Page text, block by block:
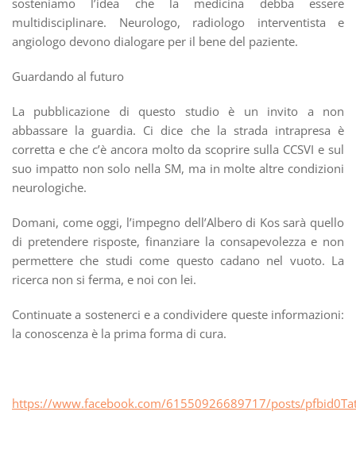
sosteniamo l’idea che la medicina debba essere
multidisciplinare. Neurologo, radiologo interventista e
angiologo devono dialogare per il bene del paziente.
Guardando al futuro
La pubblicazione di questo studio è un invito a non
abbassare la guardia. Ci dice che la strada intrapresa è
corretta e che c’è ancora molto da scoprire sulla CCSVI e sul
suo impatto non solo nella SM, ma in molte altre condizioni
neurologiche.
Domani, come oggi, l’impegno dell’Albero di Kos sarà quello
di pretendere risposte, finanziare la consapevolezza e non
permettere che studi come questo cadano nel vuoto. La
ricerca non si ferma, e noi con lei.
Continuate a sostenerci e a condividere queste informazioni:
la conoscenza è la prima forma di cura.
https://www.facebook.com/61550926689717/posts/